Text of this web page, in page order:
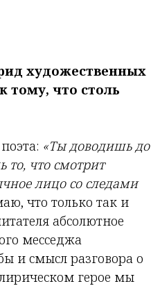
художественных
тому, что столь
«Ты доводишь до
то, что смотрит
лицо со следами
что только так и
абсолютное
месседжа
и смысл разговора о
герое мы